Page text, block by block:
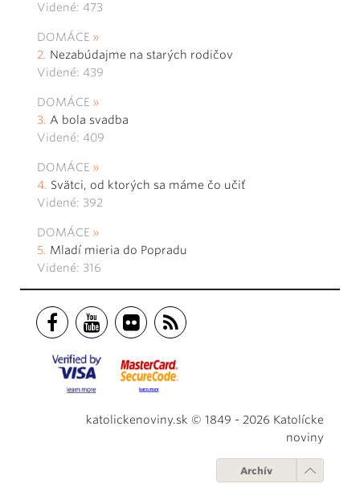
Videné: 473
DOMÁCE
Nezabúdajme na starých rodičov
Videné: 439
DOMÁCE
A bola svadba
Videné: 409
DOMÁCE
Svätci, od ktorých sa máme čo učiť
Videné: 392
DOMÁCE
Mladí mieria do Popradu
Videné: 316
katolickenoviny.sk © 1849 - 2026 Katolícke
noviny
Archív